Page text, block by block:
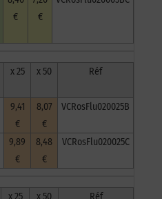
€
€
x 25 x 50 Réf
9,41
€
8,07
€
VCRosFlu020025B
9,89
€
8,48
€
VCRosFlu020025C